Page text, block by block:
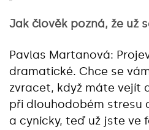
Jak člověk pozná, že už
Pavlas Martanová:
dramatické. Chce se
zvracet, když máte vejít
při dlouhodobém stresu
a cynicky, teď už jste ve